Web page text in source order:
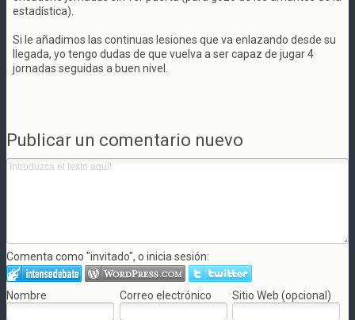
estadística).
Si le añadimos las continuas lesiones que va enlazando desde su
llegada, yo tengo dudas de que vuelva a ser capaz de jugar 4
jornadas seguidas a buen nivel.
Publicar un comentario nuevo
Comenta como "invitado", o inicia sesión:
Nombre Correo electrónico Sitio Web (opcional)